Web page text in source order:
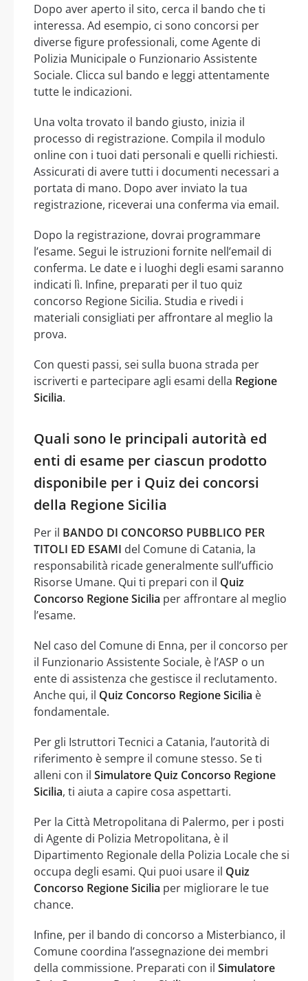
Dopo aver aperto il sito, cerca il bando che ti
interessa. Ad esempio, ci sono concorsi per
diverse figure professionali, come Agente di
Polizia Municipale o Funzionario Assistente
Sociale. Clicca sul bando e leggi attentamente
tutte le indicazioni.
Una volta trovato il bando giusto, inizia il
processo di registrazione. Compila il modulo
online con i tuoi dati personali e quelli richiesti.
Assicurati di avere tutti i documenti necessari a
portata di mano. Dopo aver inviato la tua
registrazione, riceverai una conferma via email.
Dopo la registrazione, dovrai programmare
l’esame. Segui le istruzioni fornite nell’email di
conferma. Le date e i luoghi degli esami saranno
indicati lì. Infine, preparati per il tuo quiz
concorso Regione Sicilia. Studia e rivedi i
materiali consigliati per affrontare al meglio la
prova.
Con questi passi, sei sulla buona strada per
iscriverti e partecipare agli esami della Regione
Sicilia.
Quali sono le principali autorità ed
enti di esame per ciascun prodotto
disponibile per i Quiz dei concorsi
della Regione Sicilia
Per il BANDO DI CONCORSO PUBBLICO PER
TITOLI ED ESAMI del Comune di Catania, la
responsabilità ricade generalmente sull’ufficio
Risorse Umane. Qui ti prepari con il Quiz
Concorso Regione Sicilia per affrontare al meglio
l’esame.
Nel caso del Comune di Enna, per il concorso per
il Funzionario Assistente Sociale, è l’ASP o un
ente di assistenza che gestisce il reclutamento.
Anche qui, il Quiz Concorso Regione Sicilia è
fondamentale.
Per gli Istruttori Tecnici a Catania, l’autorità di
riferimento è sempre il comune stesso. Se ti
alleni con il Simulatore Quiz Concorso Regione
Sicilia, ti aiuta a capire cosa aspettarti.
Per la Città Metropolitana di Palermo, per i posti
di Agente di Polizia Metropolitana, è il
Dipartimento Regionale della Polizia Locale che si
occupa degli esami. Qui puoi usare il Quiz
Concorso Regione Sicilia per migliorare le tue
chance.
Infine, per il bando di concorso a Misterbianco, il
Comune coordina l’assegnazione dei membri
della commissione. Preparati con il Simulatore